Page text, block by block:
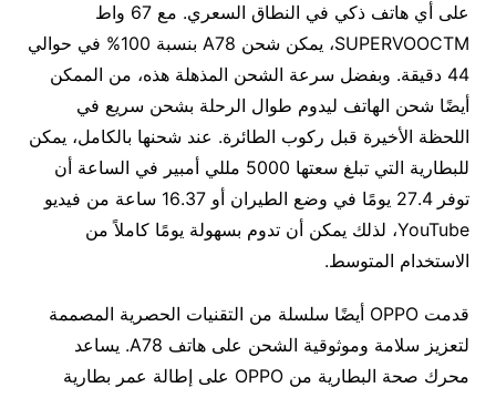
على أي هاتف ذكي في النطاق السعري. مع 67 واط
SUPERVOOCTM، يمكن شحن A78 بنسبة 100% في حوالي
44 دقيقة. وبفضل سرعة الشحن المذهلة هذه، من الممكن
أيضًا شحن الهاتف ليدوم طوال الرحلة بشحن سريع في
اللحظة الأخيرة قبل ركوب الطائرة. عند شحنها بالكامل، يمكن
للبطارية التي تبلغ سعتها 5000 مللي أمبير في الساعة أن
توفر 27.4 يومًا في وضع الطيران أو 16.37 ساعة من فيديو
YouTube، لذلك يمكن أن تدوم بسهولة يومًا كاملاً من
الاستخدام المتوسط.
قدمت OPPO أيضًا سلسلة من التقنيات الحصرية المصممة
لتعزيز سلامة وموثوقية الشحن على هاتف A78. يساعد
محرك صحة البطارية من OPPO على إطالة عمر بطارية